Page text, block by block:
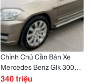
Chính Chủ Cần Bán Xe
Mercedes Benz Glk 300
Class 2010
340 triệu